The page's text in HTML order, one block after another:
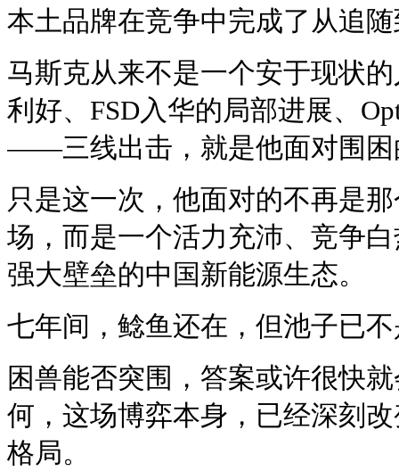
本土品牌在竞争中完成了从追
马斯克从来不是一个安于现状
利好、FSD入华的局部进展、
——三线出击，就是他面对围困
只是这一次，他面对的不再是
场，而是一个活力充沛、竞争
强大壁垒的中国新能源生态。
七年间，鲶鱼还在，但池子已
困兽能否突围，答案或许很快
何，这场博弈本身，已经深刻
格局。